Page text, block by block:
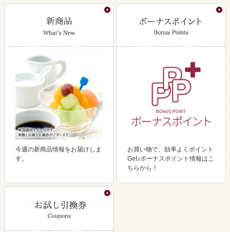
今週の新商品情報をお届けしま
す。
お買い物で、効率よくポイント
Get♪ボーナスポイント情報はこ
ちらから！